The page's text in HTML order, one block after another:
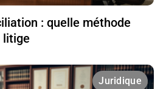
: quelle méthode
litige
Juridique